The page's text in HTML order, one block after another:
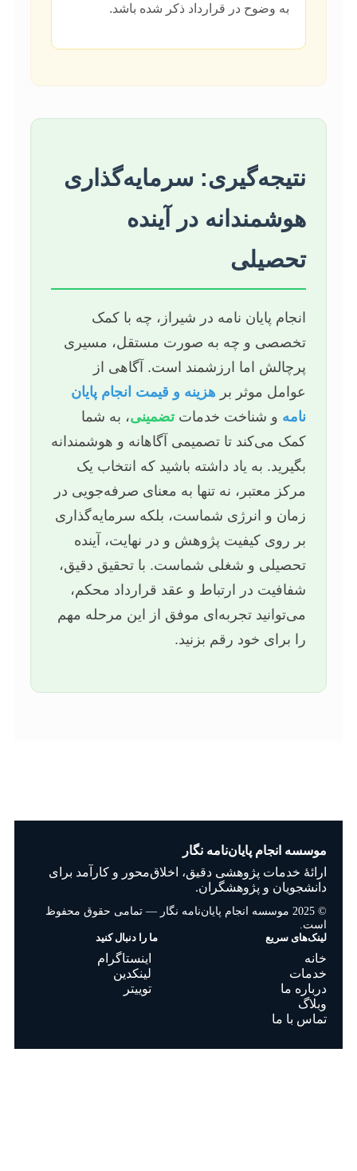
به وضوح در قرارداد ذکر شده باشد.
نتیجه‌گیری: سرمایه‌گذاری
هوشمندانه در آینده
تحصیلی
انجام پایان نامه در شیراز، چه با کمک
تخصصی و چه به صورت مستقل، مسیری
پرچالش اما ارزشمند است. آگاهی از
عوامل موثر برهزینه و قیمت انجام پایان
نامهو شناخت خدماتتضمینی، به شما
کمک می‌کند تا تصمیمی آگاهانه و هوشمندانه
بگیرید. به یاد داشته باشید که انتخاب یک
مرکز معتبر، نه تنها به معنای صرفه‌جویی در
زمان و انرژی شماست، بلکه سرمایه‌گذاری
بر روی کیفیت پژوهش و در نهایت، آینده
تحصیلی و شغلی شماست. با تحقیق دقیق،
شفافیت در ارتباط و عقد قرارداد محکم،
می‌توانید تجربه‌ای موفق از این مرحله مهم
را برای خود رقم بزنید.
موسسه انجام پایان‌نامه نگار
ارائهٔ خدمات پژوهشی دقیق، اخلاق‌محور و کارآمد برای
دانشجویان و پژوهشگران.
© 2025 موسسه انجام پایان‌نامه نگار — تمامی حقوق محفوظ
است.
لینک‌های سریع
خانه
خدمات
درباره ما
وبلاگ
تماس با ما
ما را دنبال کنید
اینستاگرام
لینکدین
توییتر